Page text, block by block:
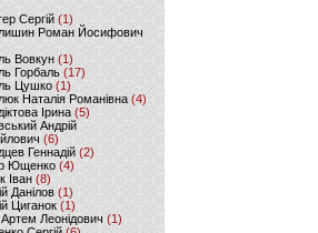
Сергій (1)
Роман Йосифович
Вовкун (1)
Горбаль (17)
Цушко (1)
Наталія Романівна (4)
Ірина(5)
Андрій
(6)
Геннадій (2)
Ющенко (4)
Іван (8)
Данілов (1)
Циганок (1)
Артем Леонідович(1)